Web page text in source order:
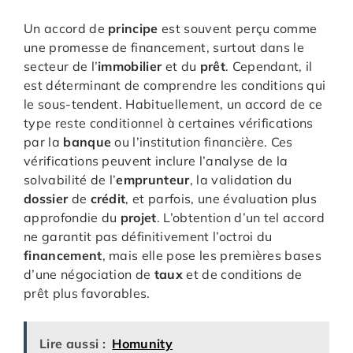
Un accord de principe est souvent perçu comme
une promesse de financement, surtout dans le
secteur de l’immobilieret du prêt. Cependant, il
est déterminant de comprendre les conditions qui
le sous-tendent. Habituellement, un accord de ce
type reste conditionnel à certaines vérifications
par la banque ou l’institution financière. Ces
vérifications peuvent inclure l’analyse de la
solvabilité de l’emprunteur, la validation du
dossierde crédit, et parfois, une évaluation plus
approfondie du projet. L’obtention d’un tel accord
ne garantit pas définitivement l’octroi du
financement, mais elle pose les premières bases
d’une négociation de taux et de conditions de
prêt plus favorables.
Lire aussi : Homunity